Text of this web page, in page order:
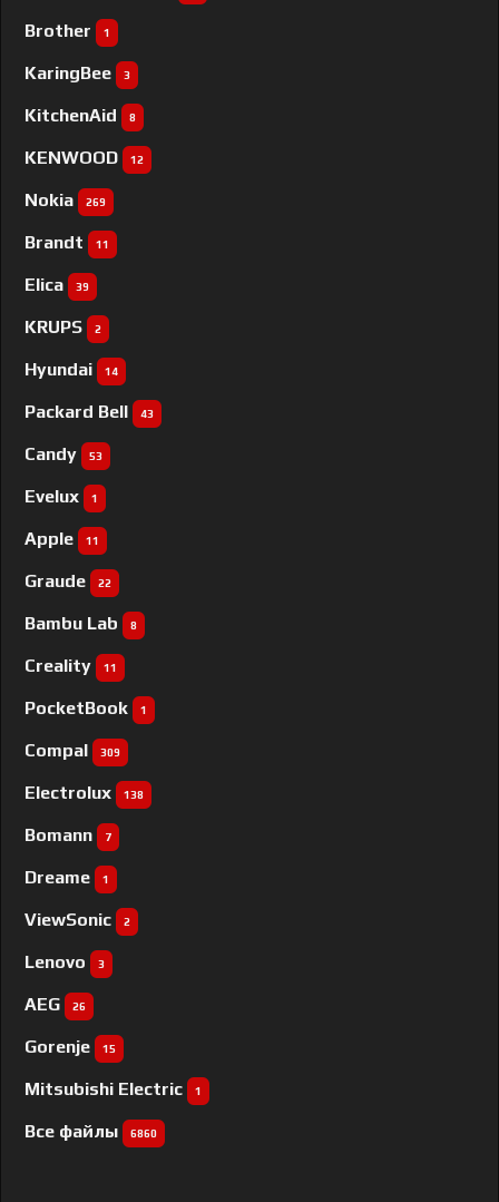
Brother 1
KaringBee 3
KitchenAid 8
KENWOOD 12
Nokia 269
Brandt 11
Elica 39
KRUPS 2
Hyundai 14
Packard Bell 43
Candy 53
Evelux 1
Apple 11
Graude 22
Bambu Lab 8
Creality 11
PocketBook 1
Compal 309
Electrolux 138
Bomann 7
Dreame 1
ViewSonic 2
Lenovo 3
AEG 26
Gorenje 15
Mitsubishi Electric 1
Все файлы 6860